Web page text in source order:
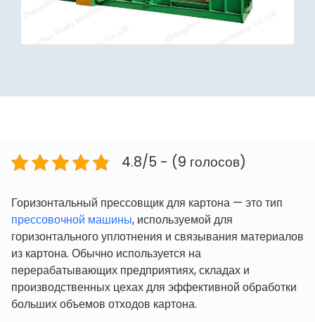
4.8/5 - (9 голосов)
Горизонтальный прессовщик для картона — это тип
прессовочной машины, используемой для
горизонтального уплотнения и связывания материалов
из картона. Обычно используется на
перерабатывающих предприятиях, складах и
производственных цехах для эффективной обработки
больших объемов отходов картона.